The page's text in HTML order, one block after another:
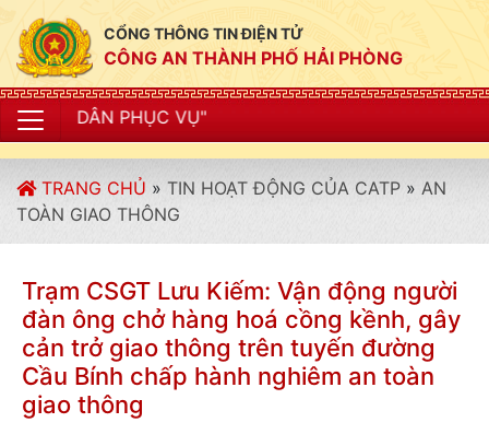
CỔNG THÔNG TIN ĐIỆN TỬ
CÔNG AN THÀNH PHỐ HẢI PHÒNG
TRANG CHỦ » TIN HOẠT ĐỘNG CỦA CATP » AN
TOÀN GIAO THÔNG
Trạm CSGT Lưu Kiếm: Vận động người
đàn ông chở hàng hoá cồng kềnh, gây
cản trở giao thông trên tuyến đường
Cầu Bính chấp hành nghiêm an toàn
giao thông